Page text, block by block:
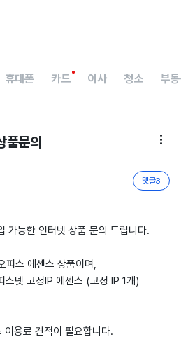
휴대폰 카드 이사 청소 부
품문의 
댓글3
가능한 인터넷 상품 문의 드립니다.
피스 에센스 상품이며,
스넷 고정IP 에센스 (고정 IP 1개)
용료 견적이 필요합니다.